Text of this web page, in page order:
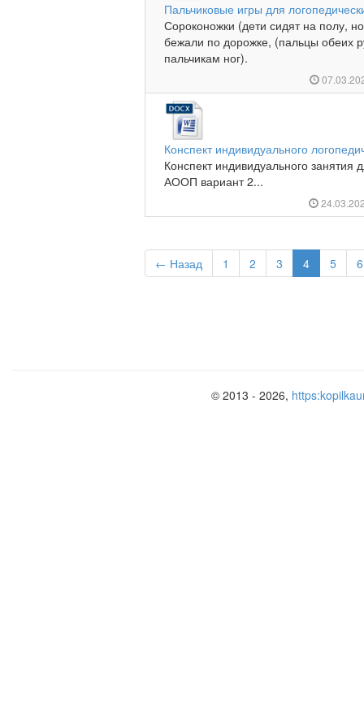
Пальчиковые игры для
Сороконожки (дети сидят на полу,
бежали по дорожке, (пальцы обеих
пальчикам ног).
Конспект индивидуального
Конспект индивидуального
АООП вариант 2...
← Назад 1 2 3 4 5 6
© 2013 - 2026,